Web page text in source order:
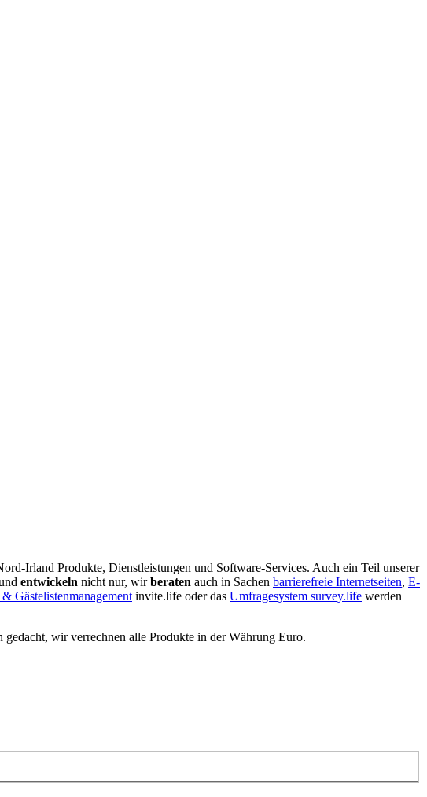
Irland Produkte, Dienstleistungen und Software-Services. Auch ein Teil unserer
entwickeln nicht nur, wirberaten auch in Sachen barrierefreie Internetseiten, E-
Gästelistenmanagement invite.life oder das Umfragesystem survey.life werden
gedacht, wir verrechnen alle Produkte in der Währung Euro.